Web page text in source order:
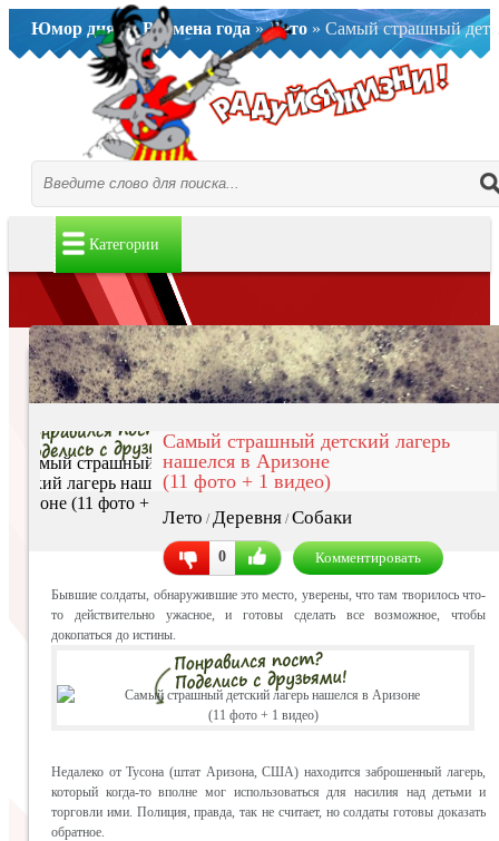
Юмор дня..»Времена года»Лето » Самый страшный детский лагерь нашелся в Аризоне (11 фото + 1 видео)
Категории
Самый страшный детский лагерь
нашелся в Аризоне
(11 фото + 1 видео)
Лето /Деревня /Собаки
0 Комментировать
Бывшие солдаты, обнаружившие это место, уверены, что там творилось что-
то действительно ужасное, и готовы сделать все возможное, чтобы
докопаться до истины.
Недалеко от Тусона (штат Аризона, США) находится заброшенный лагерь,
который когда-то вполне мог использоваться для насилия над детьми и
торговли ими. Полиция, правда, так не считает, но солдаты готовы доказать
обратное.